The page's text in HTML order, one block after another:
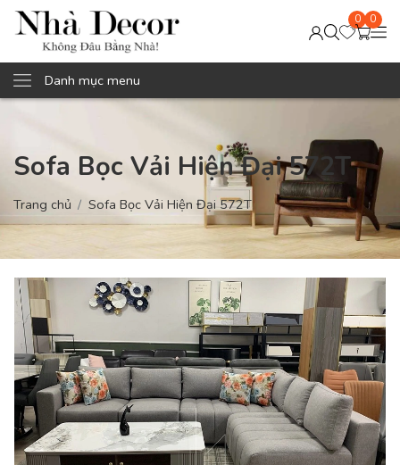
0 0
Danh mục menu
Sofa Bọc Vải Hiện Đại 572T
Trang chủ Sofa Bọc Vải Hiện Đại 572T